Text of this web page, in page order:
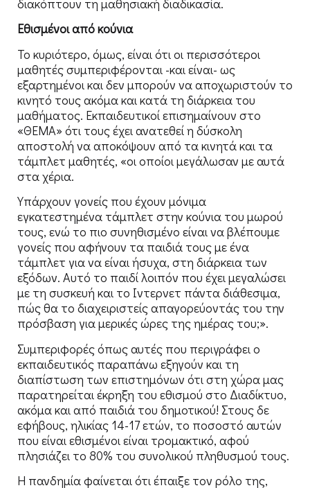
διακόπτουν τη μαθησιακή διαδικασία.
Εθισμένοι από κούνια
Το κυριότερο, όμως, είναι ότι οι περισσότεροι
μαθητές συμπεριφέρονται -και είναι- ως
εξαρτημένοι και δεν μπορούν να αποχωριστούν το
κινητό τους ακόμα και κατά τη διάρκεια του
μαθήματος. Εκπαιδευτικοί επισημαίνουν στο
«ΘΕΜΑ» ότι τους έχει ανατεθεί η δύσκολη
αποστολή να αποκόψουν από τα κινητά και τα
τάμπλετ μαθητές, «οι οποίοι μεγάλωσαν με αυτά
στα χέρια.
Υπάρχουν γονείς που έχουν μόνιμα
εγκατεστημένα τάμπλετ στην κούνια του μωρού
τους, ενώ το πιο συνηθισμένο είναι να βλέπουμε
γονείς που αφήνουν τα παιδιά τους με ένα
τάμπλετ για να είναι ήσυχα, στη διάρκεια των
εξόδων. Αυτό το παιδί λοιπόν που έχει μεγαλώσει
με τη συσκευή και το Ιντερνετ πάντα διάθεσιμα,
πώς θα το διαχειριστείς απαγορεύοντάς του την
πρόσβαση για μερικές ώρες της ημέρας του;».
Συμπεριφορές όπως αυτές που περιγράφει ο
εκπαιδευτικός παραπάνω εξηγούν και τη
διαπίστωση των επιστημόνων ότι στη χώρα μας
παρατηρείται έκρηξη του εθισμού στο Διαδίκτυο,
ακόμα και από παιδιά του δημοτικού! Στους δε
εφήβους, ηλικίας 14-17 ετών, το ποσοστό αυτών
που είναι εθισμένοι είναι τρομακτικό, αφού
πλησιάζει το 80% του συνολικού πληθυσμού τους.
Η πανδημία φαίνεται ότι έπαιξε τον ρόλο της,